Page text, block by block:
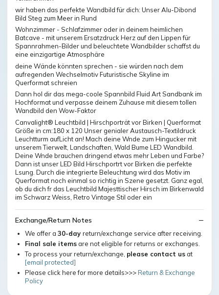
wir haben das perfekte Wandbild für dich: Unser Alu-Dibond
Bild Steg zum Meer in Rund
Wohnzimmer - Schlafzimmer oder in deinem heimlichen
Batcave - mit unserem Ersatzdruck Herz auf den Lippen für
Spannrahmen-Bilder und beleuchtete Wandbilder schaffst du
eine einzigartige Atmosphäre
deine Wände könnten sprechen - sie würden nach dem
aufregenden Wechselmotiv Futuristische Skyline im
Querformat schreien
Dann hol dir das mega-coole Spannbild Fluid Art Sandbank im
Hochformat und verpasse deinem Zuhause mit diesem tollen
Wandbild den Wow-Faktor
Canvalight® Leuchtbild | Hirschporträt vor Birken | Querformat
Größe in cm:180 x 120 Unser genialer Austausch-Textildruck
Leuchtturm aufLicht an! Mach deine Wnde zum Hingucker mit
unserem Tierwelt, Landschaften, Wald Bume LED Wandbild.
Deine Wnde brauchen dringend etwas mehr Leben und Farbe?
Dann ist unser LED Bild Hirschportrt vor Birken die perfekte
Lsung. Durch die integrierte Beleuchtung wird das Motiv im
Querformat noch einmal so richtig in Szene gesetzt. Ganz egal,
ob du dich fr das Leuchtbild Majesttischer Hirsch im Birkenwald
im Schwarz Weiss, Retro Vintage Stil oder ein
Exchange/Return Notes
We offer a 30-day return/exchange service after receiving.
Final sale itemsare not eligible for returns or exchanges.
To process your return/exchange, please contact usat
[email protected]
Please click here for more details>>>Return & Exchange
Policy